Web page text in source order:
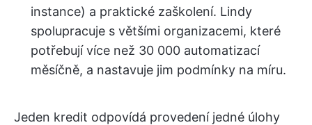
instance) a praktické zaškolení. Lindy
spolupracuje s většími organizacemi, které
potřebují více než 30 000 automatizací
měsíčně, a nastavuje jim podmínky na míru.
Jeden kredit odpovídá provedení jedné úlohy